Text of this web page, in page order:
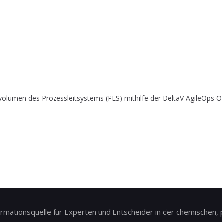
des Prozessleitsystems (PLS) mithilfe der DeltaV AgileOps
für Experten und Entscheider in der